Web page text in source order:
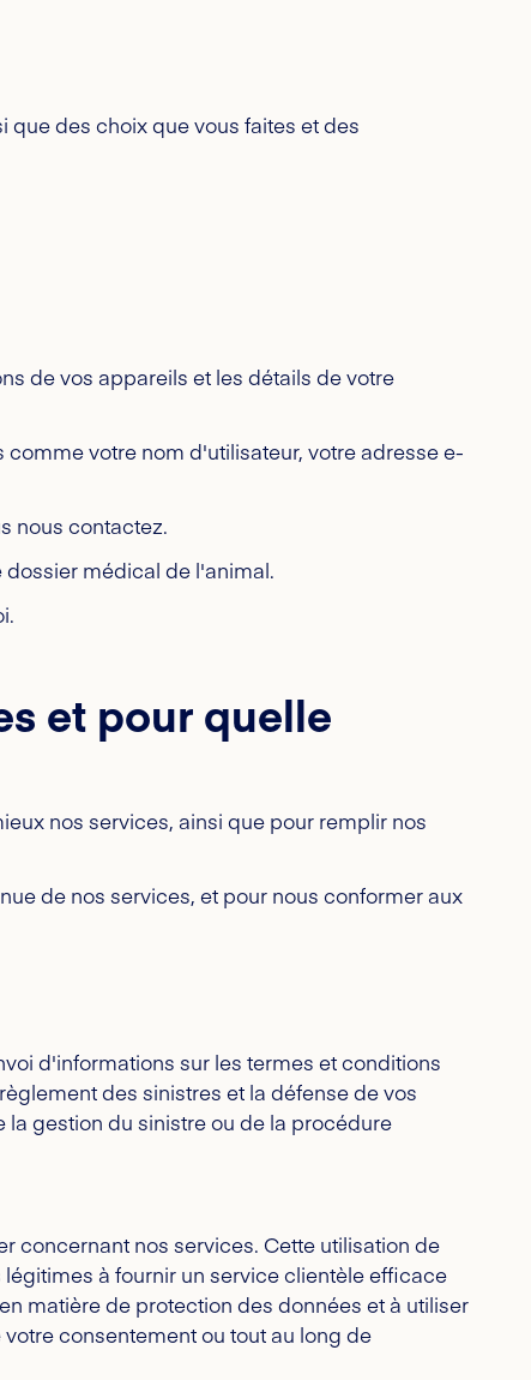
que des choix que vous faites et des
de vos appareils et les détails de votre
votre nom d'utilisateur, votre adresse e-
nous contactez.
médical de l'animal.
et pour quelle
nos services, ainsi que pour remplir nos
de nos services, et pour nous conformer aux
d'informations sur les termes et conditions
des sinistres et la défense de vos
gestion du sinistre ou de la procédure
concernant nos services. Cette utilisation de
à fournir un service clientèle efficace
matière de protection des données et à utiliser
consentement ou tout au long de